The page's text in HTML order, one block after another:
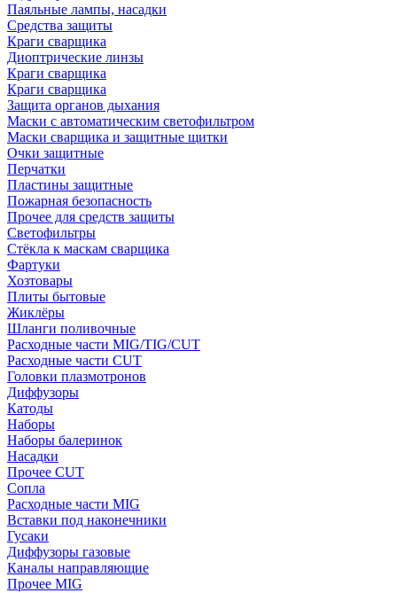
Паяльные лампы, насадки
Средства защиты
Краги сварщика
Диоптрические линзы
Краги сварщика
Краги сварщика
Защита органов дыхания
Маски с автоматическим светофильтром
Маски сварщика и защитные щитки
Очки защитные
Перчатки
Пластины защитные
Пожарная безопасность
Прочее для средств защиты
Светофильтры
Стёкла к маскам сварщика
Фартуки
Хозтовары
Плиты бытовые
Жиклёры
Шланги поливочные
Расходные части MIG/TIG/CUT
Расходные части CUT
Головки плазмотронов
Диффузоры
Катоды
Наборы
Наборы балеринок
Насадки
Прочее CUT
Сопла
Расходные части MIG
Вставки под наконечники
Гусаки
Диффузоры газовые
Каналы направляющие
Прочее MIG